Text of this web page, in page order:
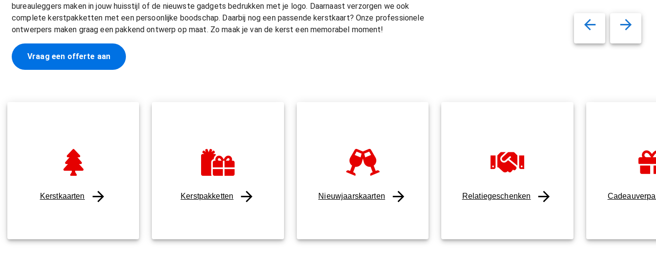
bureauleggers maken in jouw huisstijl of de nieuwste gadgets bedrukken met je logo. Daarnaast verzorgen we ook
complete kerstpakketten met een persoonlijke boodschap. Daarbij nog een passende kerstkaart? Onze professionele
ontwerpers maken graag een pakkend ontwerp op maat. Zo maak je van de kerst een memorabel moment!
Vraag een offerte aan
Kerstkaarten Kerstpakketten Nieuwjaarskaarten Relatiegeschenken